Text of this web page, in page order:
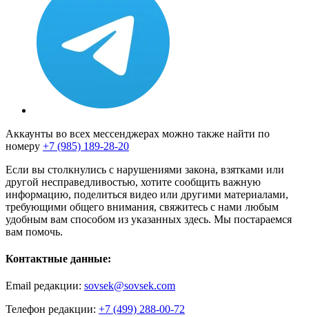
Аккаунты во всех мессенджерах можно также найти по
номеру +7 (985) 189-28-20
Если вы столкнулись с нарушениями закона, взятками или
другой несправедливостью, хотите сообщить важную
информацию, поделиться видео или другими материалами,
требующими общего внимания, свяжитесь с нами любым
удобным вам способом из указанных здесь. Мы постараемся
вам помочь.
Контактные данные:
Email редакции: sovsek@sovsek.com
Телефон редакции: +7 (499) 288-00-72